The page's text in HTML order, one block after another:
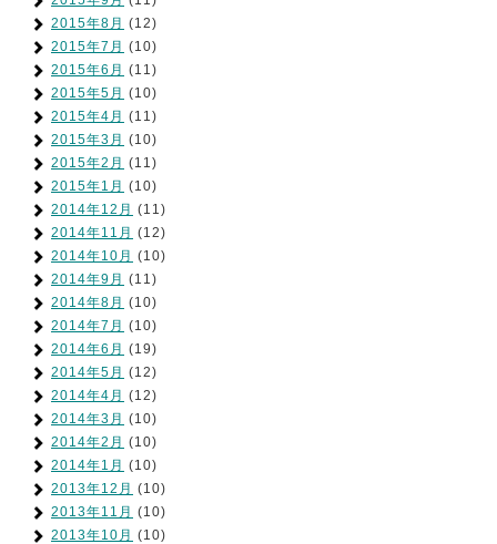
2015年8月 (12)
2015年7月 (10)
2015年6月 (11)
2015年5月 (10)
2015年4月 (11)
2015年3月 (10)
2015年2月 (11)
2015年1月 (10)
2014年12月 (11)
2014年11月 (12)
2014年10月 (10)
2014年9月 (11)
2014年8月 (10)
2014年7月 (10)
2014年6月 (19)
2014年5月 (12)
2014年4月 (12)
2014年3月 (10)
2014年2月 (10)
2014年1月 (10)
2013年12月 (10)
2013年11月 (10)
2013年10月 (10)